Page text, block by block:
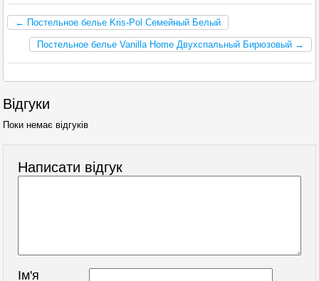
← Постельное белье Kris-Pol Семейный Белый
Постельное белье Vanilla Home Двухспальный Бирюзовый →
Відгуки
Поки немає відгуків
Написати відгук
Ім'я